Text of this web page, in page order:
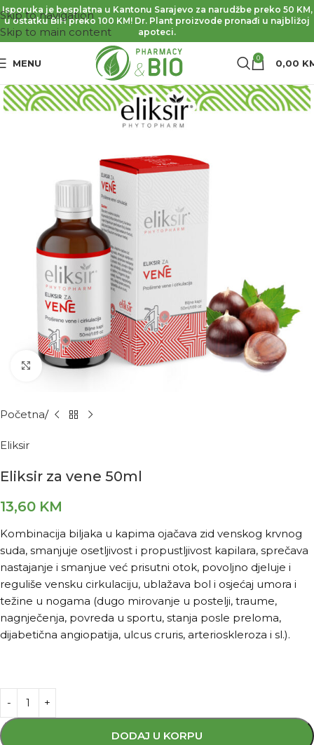
Skip to navigation
Skip to main content
Isporuka je besplatna u Kantonu Sarajevo za narudžbe preko 50 KM,
u ostatku BiH preko 100 KM! Dr. Plant proizvode pronađi u najbližoj
apoteci.
MENU 0 0,00
Kliknite za povećanje
Početna
Eliksir
Eliksir za vene 50ml
13,60 KM
Kombinacija biljaka u kapima ojačava zid venskog krvnog
suda, smanjuje osetljivost i propustljivost kapilara, sprečava
nastajanje i smanjue već prisutni otok, povoljno djeluje i
reguliše vensku cirkulaciju, ublažava bol i osjećaj umora i
težine u nogama (dugo mirovanje u postelji, traume,
nagnječenja, povreda u sportu, stanja posle preloma,
dijabetična angiopatija, ulcus cruris, arterioskleroza i sl.).
DODAJ U KORPU